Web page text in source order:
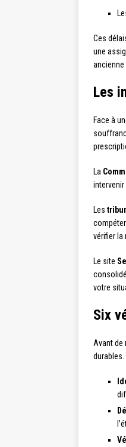
Ces
une
ancienne
Les
Face à
La
Les
vérifier la
Le site
votre
Six
Avant de
durables.